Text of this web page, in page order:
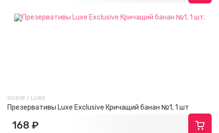
00618 / LUXE
Презервативы Luxe Exclusive Кричащий банан №1, 1 шт
168 ₽